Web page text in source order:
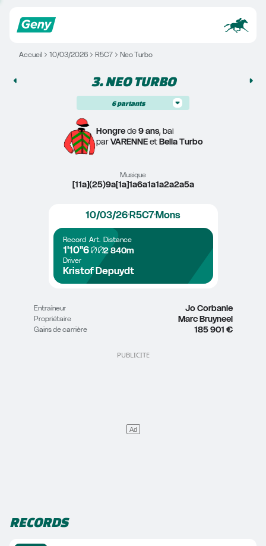
Accueil 10/03/2026 R5C7 Neo Turbo
3. NEO TURBO
6 partants
Hongre de 9 ans, bai
par VARENNE et Bella Turbo
Musique
[11a](25)9a[1a]1a6a1a1a2a2a5a
10/03/26R5C7Mons
Record
1'10"6
Art. Distance
2 840m
Driver
Kristof Depuydt
Entraîneur Jo Corbanie
Propriétaire Marc Bruyneel
Gains de carrière 185 901 €
RECORDS